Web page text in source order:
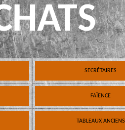
SECRÉTAIRES
FAÏENCE
TABLEAUX ANCIENS